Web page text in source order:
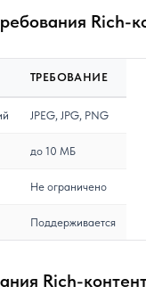
Rich-
ТРЕБОВАНИЕ
JPEG, JPG, PNG
до 10 МБ
Не ограничено
Поддерживается
Rich-